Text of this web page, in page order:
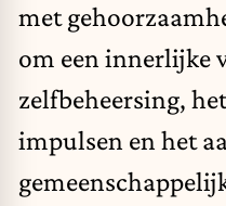
met
om een innerlijke
zelfbeheersing,
impulsen en het